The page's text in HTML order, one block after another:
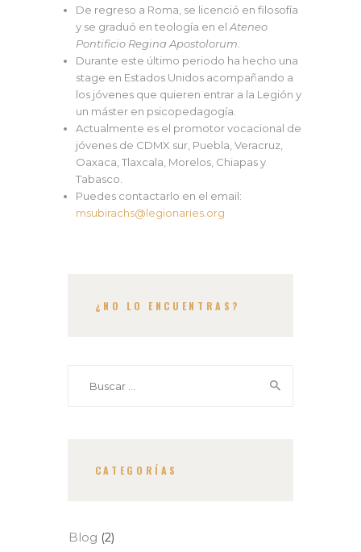
De regreso a Roma, se licenció en filosofía
y se graduó en teología en el Ateneo
Pontificio Regina Apostolorum
Durante este último periodo ha hecho una
stage en Estados Unidos acompañando a
los jóvenes que quieren entrar a la Legión y
un máster en psicopedagogía.
Actualmente es el promotor vocacional de
jóvenes de CDMX sur, Puebla, Veracruz,
Oaxaca, Tlaxcala, Morelos, Chiapas y
Tabasco.
Puedes contactarlo en el email:
msubirachs@legionaries.org
¿NO LO ENCUENTRAS?
CATEGORÍAS
Blog (2)